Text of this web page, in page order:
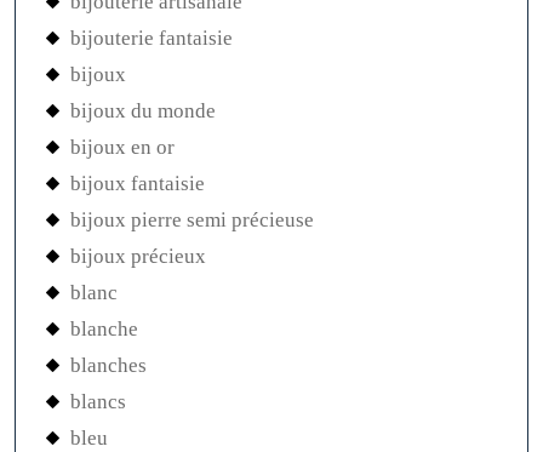
bijouterie fantaisie
bijoux
bijoux du monde
bijoux en or
bijoux fantaisie
bijoux pierre semi précieuse
bijoux précieux
blanc
blanche
blanches
blancs
bleu